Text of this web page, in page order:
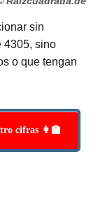
sin
4305, sino
o que tengan
cifras 👩‍🏫